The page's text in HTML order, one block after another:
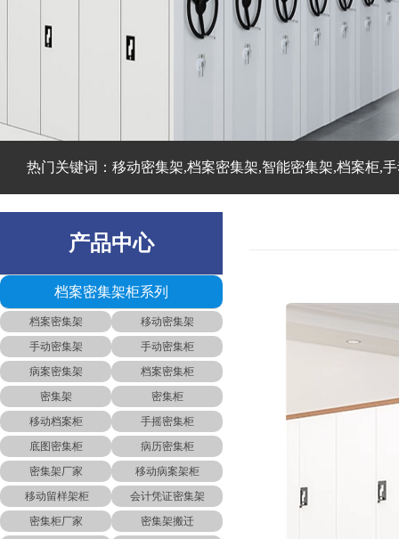
热门关键词：移动密集架,档案密集架,智能密集架,档案柜,
产品中心
档案密集架柜系列
档案密集架
移动密集架
手动密集架
手动密集柜
病案密集架
档案密集柜
密集架
密集柜
移动档案柜
手摇密集柜
底图密集柜
病历密集柜
密集架厂家
移动病案架柜
移动留样架柜
会计凭证密集架
密集柜厂家
密集架搬迁